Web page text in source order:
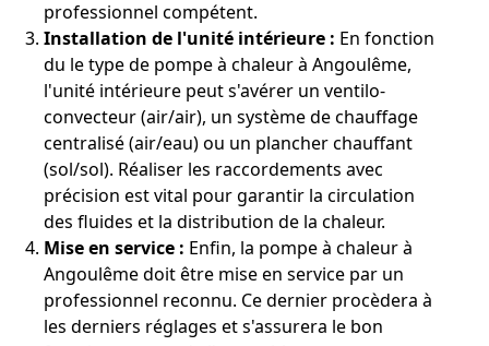
professionnel compétent.
Installation de l'unité intérieure : En fonction
du le type de pompe à chaleur à Angoulême,
l'unité intérieure peut s'avérer un ventilo-
convecteur (air/air), un système de chauffage
centralisé (air/eau) ou un plancher chauffant
(sol/sol). Réaliser les raccordements avec
précision est vital pour garantir la circulation
des fluides et la distribution de la chaleur.
Mise en service : Enfin, la pompe à chaleur à
Angoulême doit être mise en service par un
professionnel reconnu. Ce dernier procèdera à
les derniers réglages et s'assurera le bon